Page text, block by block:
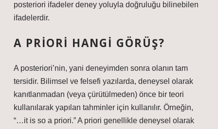
posteriori ifadeler deney yoluyla doğruluğu bilinebilen
ifadelerdir.
A PRIORI HANGI GÖRÜŞ?
A posteriori’nin, yani deneyimden sonra olanın tam
tersidir. Bilimsel ve felsefi yazılarda, deneysel olarak
kanıtlanmadan (veya çürütülmeden) önce bir teori
kullanılarak yapılan tahminler için kullanılır. Örneğin,
“…it is so a priori.” A priori genellikle deneysel olarak